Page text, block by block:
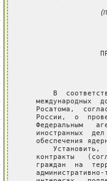
В
международных
Росатома,
России,  о
Федеральным
иностранных
обеспечения
Установить,
контракты
граждан  на